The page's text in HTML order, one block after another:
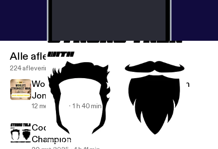
Strong Talk Returns WIth Robert Oberst & Kalle Beck!
The Strong Talk Podcast
Alle afleveringen
224 afleveringen
Worlds Strongest Man Predictions With
Jonny Lieberman
12 mei 2025 1 h 40 min
Cody Abell: 80kg Arnold Strongman
Champion